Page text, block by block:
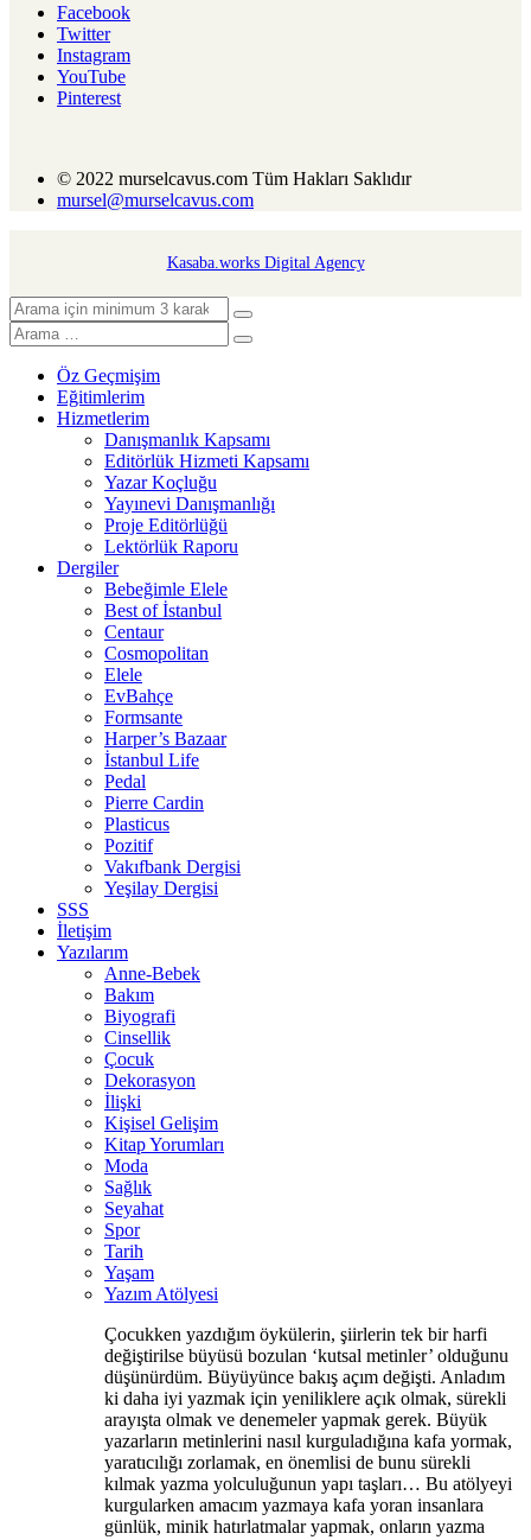
Facebook
Twitter
Instagram
YouTube
Pinterest
© 2022 murselcavus.com Tüm Hakları Saklıdır
mursel@murselcavus.com
Kasaba.works Digital Agency
Öz Geçmişim
Eğitimlerim
Hizmetlerim
Danışmanlık Kapsamı
Editörlük Hizmeti Kapsamı
Yazar Koçluğu
Yayınevi Danışmanlığı
Proje Editörlüğü
Lektörlük Raporu
Dergiler
Bebeğimle Elele
Best of İstanbul
Centaur
Cosmopolitan
Elele
EvBahçe
Formsante
Harper’s Bazaar
İstanbul Life
Pedal
Pierre Cardin
Plasticus
Pozitif
Vakıfbank Dergisi
Yeşilay Dergisi
SSS
İletişim
Yazılarım
Anne-Bebek
Bakım
Biyografi
Cinsellik
Çocuk
Dekorasyon
İlişki
Kişisel Gelişim
Kitap Yorumları
Moda
Sağlık
Seyahat
Spor
Tarih
Yaşam
Yazım Atölyesi
Çocukken yazdığım öykülerin, şiirlerin tek bir harfi
değiştirilse büyüsü bozulan ‘kutsal metinler’ olduğunu
düşünürdüm. Büyüyünce bakış açım değişti. Anladım
ki daha iyi yazmak için yeniliklere açık olmak, sürekli
arayışta olmak ve denemeler yapmak gerek. Büyük
yazarların metinlerini nasıl kurguladığına kafa yormak,
yaratıcılığı zorlamak, en önemlisi de bunu sürekli
kılmak yazma yolculuğunun yapı taşları… Bu atölyeyi
kurgularken amacım yazmaya kafa yoran insanlara
günlük, minik hatırlatmalar yapmak, onların yazma